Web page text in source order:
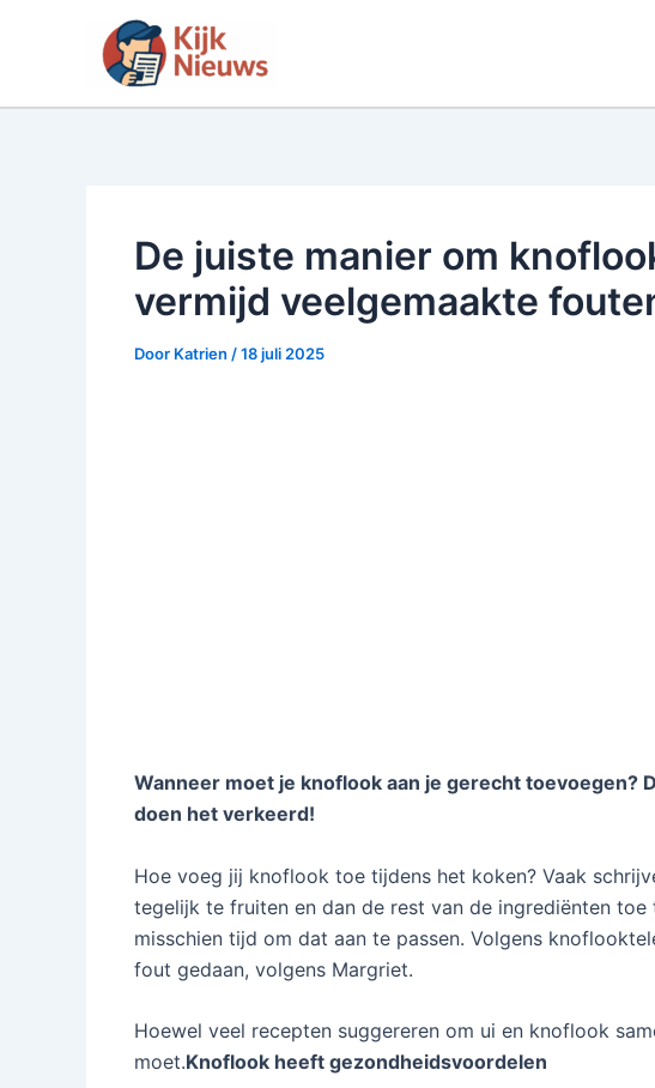
inhoud
De juiste manier om
vermijd veelgemaakte
Door Katrien /18 juli 2025
Wanneer moet je knoflook aan je gerecht toevoegen?
doen het verkeerd!
Hoe voeg jij knoflook toe tijdens het koken? Vaak
tegelijk te fruiten en dan de rest van de ingrediënten
misschien tijd om dat aan te passen. Volgens
fout gedaan, volgens Margriet.
Hoewel veel recepten suggereren om ui en knoflook
moet.Knoflook heeft gezondheidsvoordelen